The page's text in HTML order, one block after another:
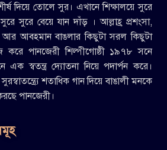
দিয়ে তোলে সুর। এখানে শিক্ষালয়ে সুরে
সুরে বেয়ে যান দাঁড় । আল্লাহ্র প্রশংসা,
আর আবহমান বাঙলার কিছুটা সরল কিছুটা
করে পানজেরী শিল্পীগোষ্ঠী ১৯৭৮ সনে
এক স্বতন্ত্র দ্যোতনা নিয়ে পদার্পন করে।
শতাধিক গান দিয়ে বাঙালী মনকে
পানজেরী।